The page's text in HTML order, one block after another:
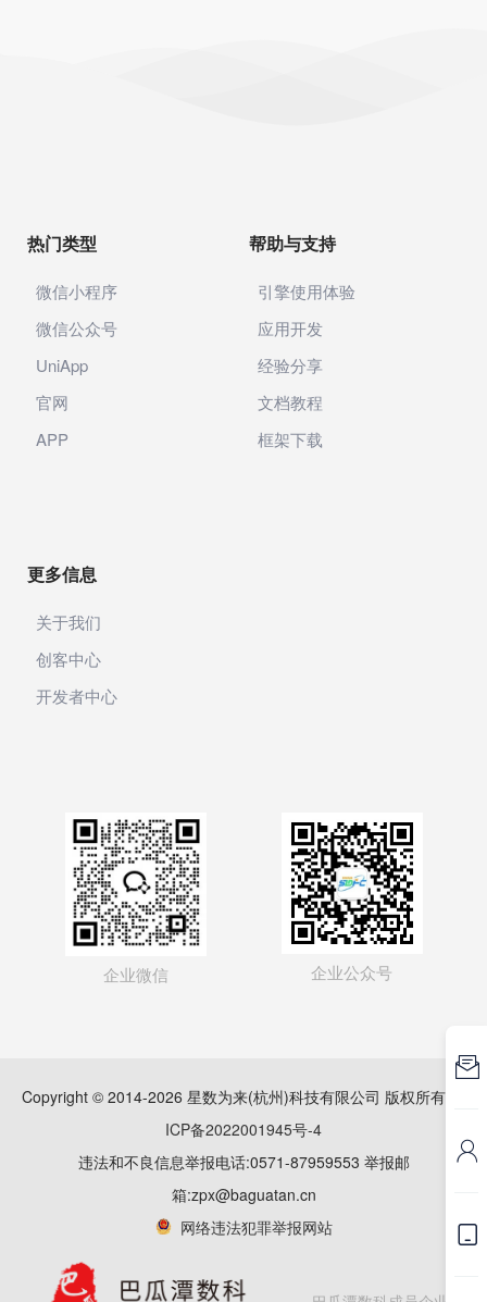
热门类型
微信小程序
微信公众号
UniApp
官网
APP
帮助与支持
引擎使用体验
应用开发
经验分享
文档教程
框架下载
更多信息
关于我们
创客中心
开发者中心
企业微信 企业公众号
Copyright © 2014-2026 星数为来(杭州)科技有限公司 版权所有
ICP备2022001945号-4
违法和不良信息举报电话:0571-87959553 举报邮
箱:zpx@baguatan.cn
网络违法犯罪举报网站


